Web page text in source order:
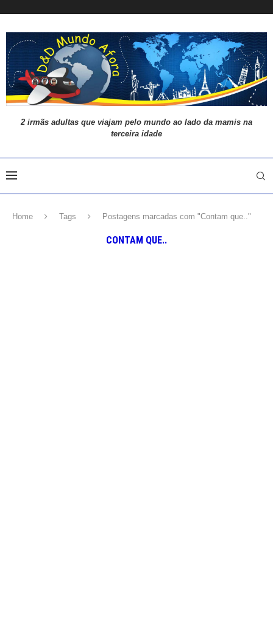
2 irmãs adultas que viajam pelo mundo ao lado da mamis na
terceira idade
Home Tags Postagens marcadas com "Contam que.."
CONTAM QUE..